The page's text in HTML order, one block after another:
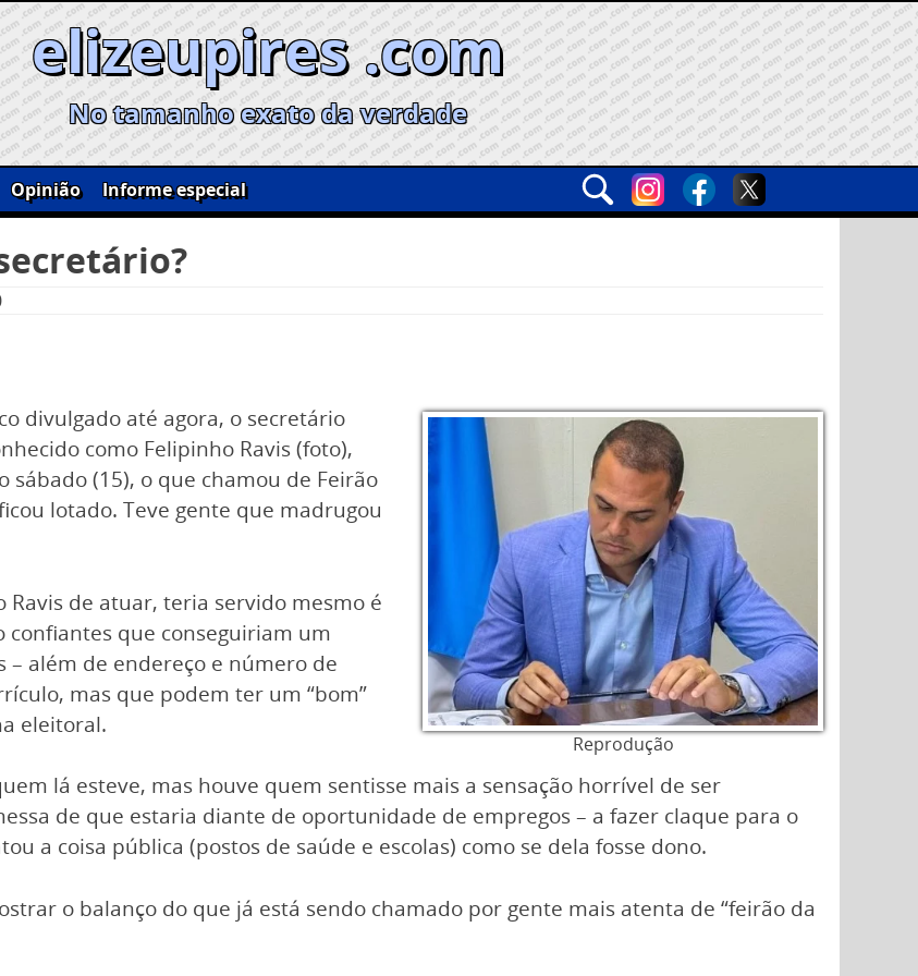
elizeupires .com
No tamanho exato da verdade
Opinião
Informe especial
Reprodução
divulgado até agora, o secretário
como Felipinho Ravis (foto),
(15), o que chamou de Feirão
lotado. Teve gente que madrugou
de atuar, teria servido mesmo é
que conseguiriam um
– além de endereço e número de
mas que podem ter um “bom”
eleitoral.
lá esteve, mas houve quem sentisse mais a sensação horrível de ser
de que estaria diante de oportunidade de empregos – a fazer claque para o
a coisa pública (postos de saúde e escolas) como se dela fosse dono.
o balanço do que já está sendo chamado por gente mais atenta de “feirão da